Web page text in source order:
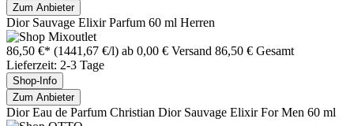
Zum Anbieter
Dior Sauvage Elixir Parfum 60 ml Herren
86,50 €* (1441,67 €/l) ab 0,00 € Versand 86,50 € Gesamt
Lieferzeit: 2-3 Tage
Shop-Info
Zum Anbieter
Dior Eau de Parfum Christian Dior Sauvage Elixir For Men 60 ml